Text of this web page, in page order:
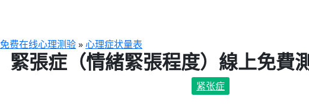
免费在线心理测验»心理症状量表
緊張症（情緒緊張程度）線上免費
紧张症